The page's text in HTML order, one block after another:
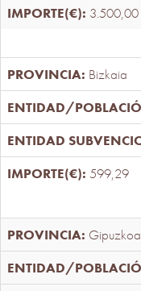
3.500,00
Bizkaia
599,29
Gipuzkoa